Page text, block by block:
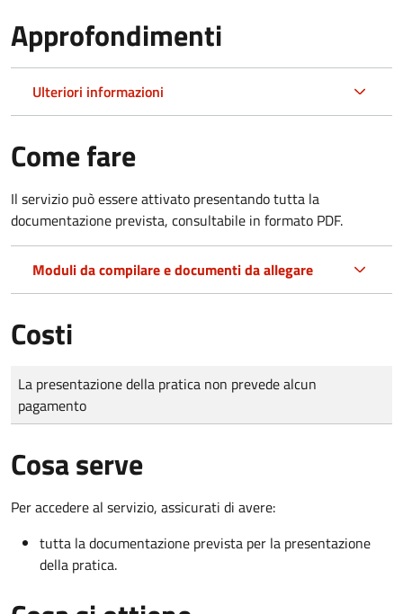
Approfondimenti
Ulteriori informazioni
Come fare
Il servizio può essere attivato presentando tutta la
documentazione prevista, consultabile in formato PDF.
Moduli da compilare e documenti da allegare
Costi
Tipo di pagamento
Importo
La presentazione della pratica non prevede alcun
pagamento
Cosa serve
Per accedere al servizio, assicurati di avere:
tutta la documentazione prevista per la presentazione
della pratica.